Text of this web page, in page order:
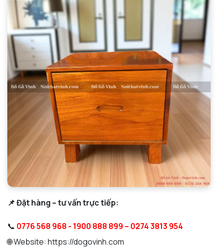
📌 Đặt hàng – tư vấn trực tiếp:
📞 0776 568 968 - 1900 888 899 – 0274 3813 954
🌐 Website: https://dogovinh.com